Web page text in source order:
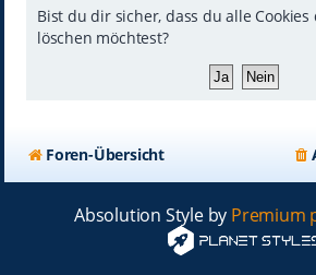
Bist du dir sicher, dass du alle Cookies
löschen möchtest?
Foren-Übersicht
Absolution Style by Premium